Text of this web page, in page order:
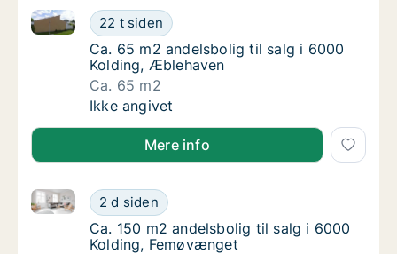
Ca. 65 m2 andelsbolig til salg i 6000
22 t siden
Ca. 65 m2 andelsbolig til salg i 6000 Kolding,
Ca. 65 m2 andelsbolig til salg i 6000
Ca. 65 m2 andelsbolig til salg i 6000
Kolding, Æblehaven
Ca. 65 m2
Ca. 65 m2 andelsbolig til salg i 6000
Ikke angivet
Mere info
Ca. 150 m2 andelsbolig til salg i 6000
2 d siden
Ca. 150 m2 andelsbolig til salg i 6000 Kolding,
Ca. 150 m2 andelsbolig til salg i 6000
Ca. 150 m2 andelsbolig til salg i 6000
Kolding, Femøvænget